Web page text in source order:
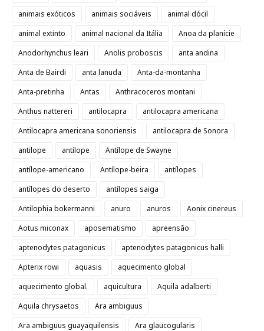
animais exóticos
animais sociáveis
animal dócil
animal extinto
animal nacional da Itália
Anoa da planície
Anodorhynchus leari
Anolis proboscis
anta andina
Anta de Bairdi
anta lanuda
Anta-da-montanha
Anta-pretinha
Antas
Anthracoceros montani
Anthus nattereri
antilocapra
antilocapra americana
Antilocapra americana sonoriensis
antilocapra de Sonora
antilope
antílope
Antílope de Swayne
antílope-americano
Antílope-beira
antílopes
antílopes do deserto
antílopes saiga
Antilophia bokermanni
anuro anuros
Aonix cinereus
Aotus miconax
aposematismo
apreensão
aptenodytes patagonicus
aptenodytes patagonicus halli
Apterix rowi
aquasis
aquecimento global
aquecimento global.
aquicultura
Aquila adalberti
Aquila chrysaetos
Ara ambiguus
Ara ambiguus guayaquilensis
Ara glaucogularis